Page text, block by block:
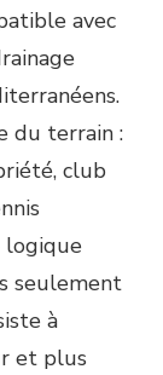
avec
du terrain :
club
logique
seulement
à
et plus